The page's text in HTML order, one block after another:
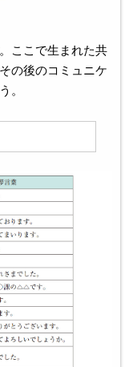
ここで生まれた共
の後のコミュニケ
。